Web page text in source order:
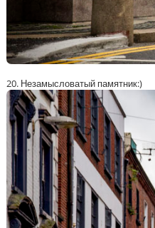
20. Незамысловатый памятник:)